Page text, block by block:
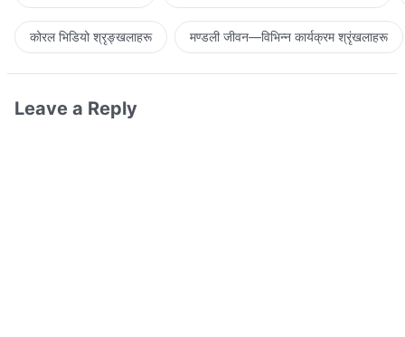
कोरल भिडियो श्रृङ्खलाहरू मण्डली जीवन—विभिन्‍न कार्यक्रम श्रृंखलाहरू
Leave a Reply